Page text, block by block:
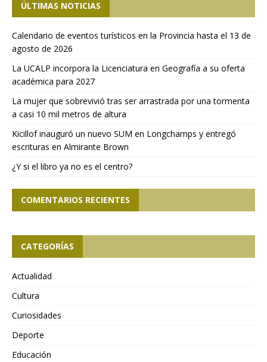
ÚLTIMAS NOTICIAS
Calendario de eventos turísticos en la Provincia hasta el 13 de
agosto de 2026
La UCALP incorpora la Licenciatura en Geografía a su oferta
académica para 2027
La mujer que sobrevivió tras ser arrastrada por una tormenta
a casi 10 mil metros de altura
Kicillof inauguró un nuevo SUM en Longchamps y entregó
escrituras en Almirante Brown
¿Y si el libro ya no es el centro?
COMENTARIOS RECIENTES
CATEGORÍAS
Actualidad
Cultura
Curiosidades
Deporte
Educación